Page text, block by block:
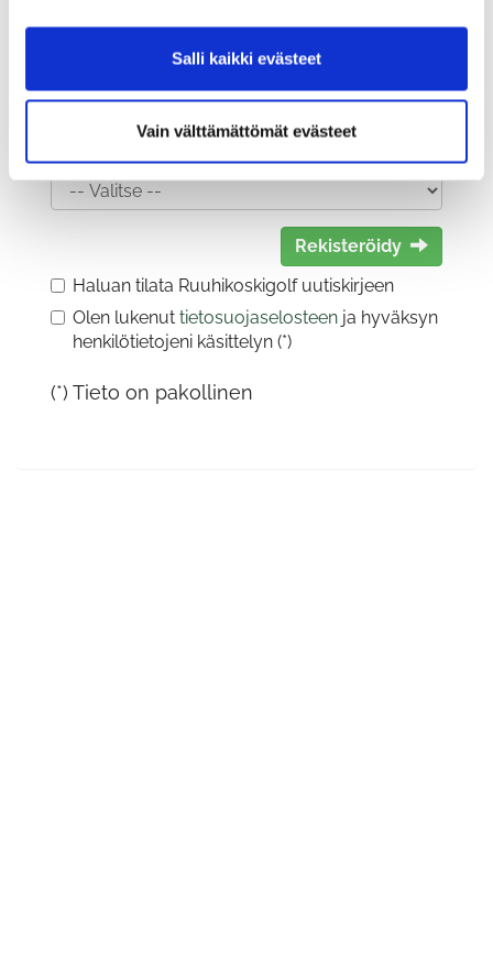
Salli kaikki evästeet
Vain välttämättömät evästeet
Sukupuoli:
Rekisteröidy
Haluan tilata Ruuhikoskigolf uutiskirjeen
Olen lukenut tietosuojaselosteen ja hyväksyn
henkilötietojeni käsittelyn (*)
(*) Tieto on pakollinen